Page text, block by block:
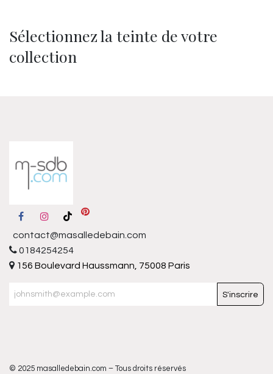
Sélectionnez la teinte de votre
collection
contact@masalledebain.com
0184254254
156 Boulevard Haussmann, 75008 Paris
S'inscrire
© 2025 masalledebain.com – Tous droits réservés